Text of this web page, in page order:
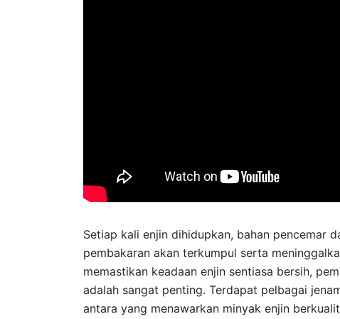
Setiap kali enjin dihidupkan, bahan pencemar
pembakaran akan terkumpul serta
memastikan keadaan enjin sentiasa bersih,
adalah sangat penting. Terdapat pelbagai
antara yang menawarkan minyak enjin